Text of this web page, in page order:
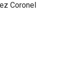
Coronel